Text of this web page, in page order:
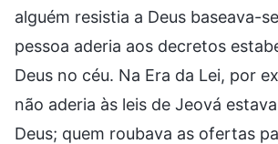
alguém resistia a Deus baseava-
pessoa aderia aos decretos
Deus no céu. Na Era da Lei, por
não aderia às leis de Jeová
Deus; quem roubava as ofertas